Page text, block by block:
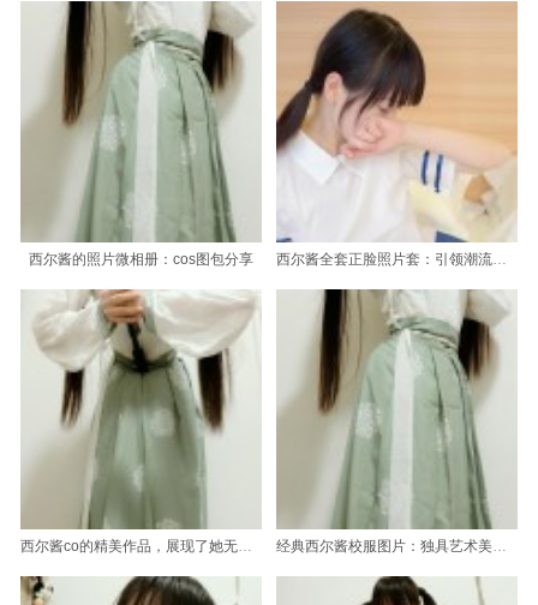
西尔酱的照片微相册：cos图包分享